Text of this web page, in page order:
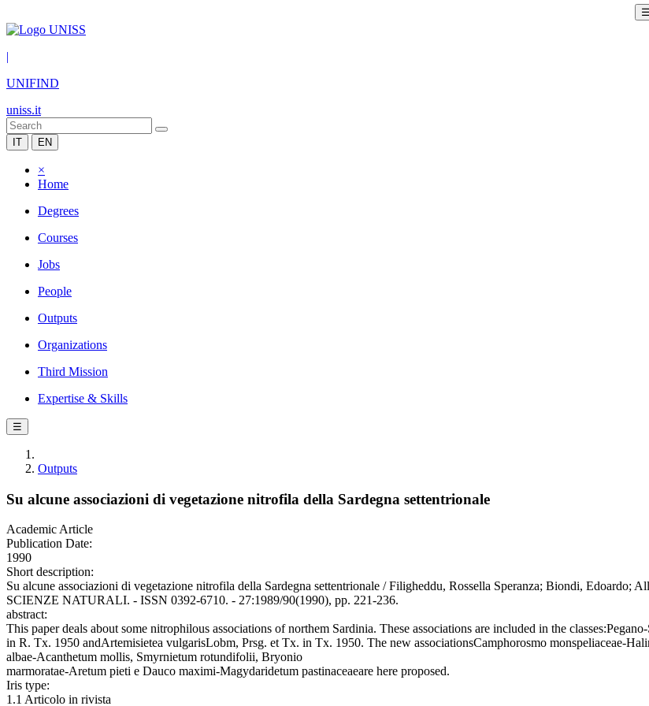
☰
|
UNIFIND
uniss.it
IT EN
×
Home
Degrees
Courses
Jobs
People
Outputs
Organizations
Third Mission
Expertise & Skills
☰
Outputs
Su alcune associazioni di vegetazione nitrofila della Sardegna settentrionale
Academic Article
Publication Date:
1990
Short description:
Su alcune associazioni di vegetazione nitrofila della Sardegna settentrionale / Filigheddu, Rossella Speranza; Biondi,
SCIENZE NATURALI. - ISSN 0392-6710. - 27:1989/90(1990), pp. 221-236.
abstract:
This paper deals about some nitrophilous associations of northem Sardinia. These associations are included in the
in R. Tx. 1950 andArtemisietea vulgarisLobm, Prsg. et Tx. in Tx. 1950. The new associationsCamphorosmo monspeliaceae-
albae-Acanthetum mollis, Smyrnietum rotundifolii, Bryonio
marmoratae-Aretum pieti e Dauco maximi-Magydaridetum pastinaceaeare here proposed.
Iris type:
1.1 Articolo in rivista